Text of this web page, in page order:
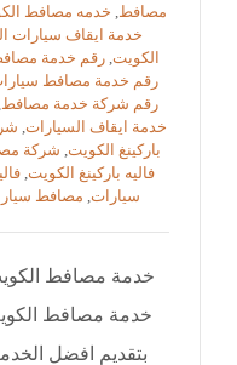
مصافط خدمه مصافط
خدمة ايقاف سيارات
الكويت, رقم خدمة
رقم خدمة مصافط
رقم شركة خدمة مصافط
خدمة ايقاف السيارات
باركينغ الكويت شركة
فاليه باركينغ الكويت ,
سيارات, مصافط
خدمة مصافط
بتقديم افضل